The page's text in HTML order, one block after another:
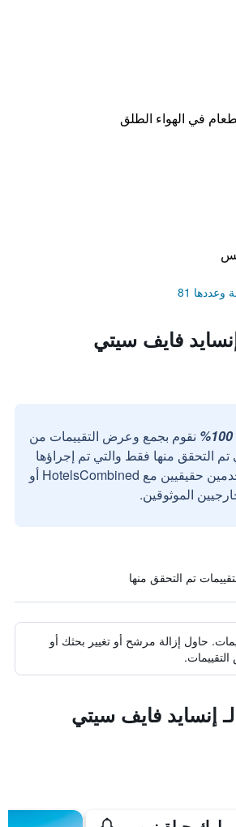
في الهواء الطلق
81
فايف سيتي
نقوم بجمع وعرض التقييمات من
تم التحقق منها فقط والتي تم إجراؤها
بواسطة مستخدمين حقيقيين مع HotelsCombined أو
الموثوقين.
حاول إزالة مرشح أو تغيير بحثك أو
إنسايد فايف سيتي